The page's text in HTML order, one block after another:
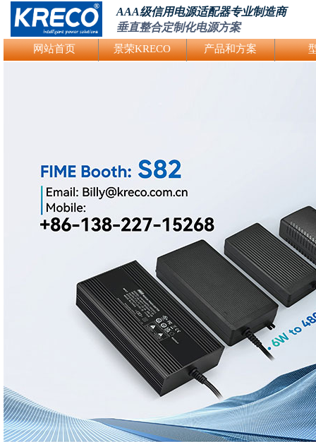
Logo Picture
AAA级信用电源适配器专业制造商
垂直整合定制化电源方案
网站首页 景荣KRECO 产品和方案